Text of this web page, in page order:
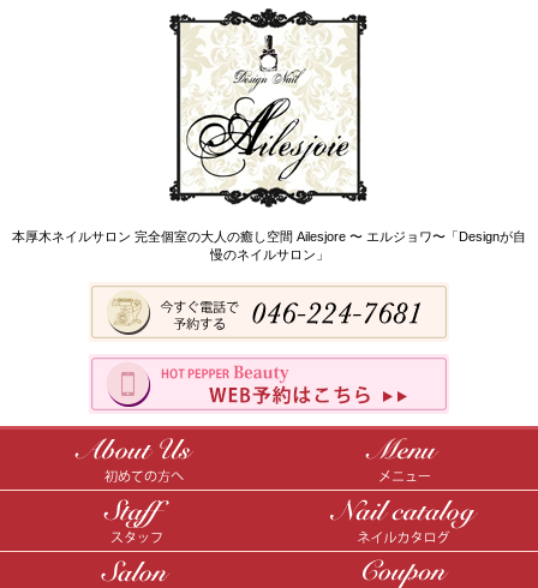
本厚木ネイルサロン 完全個室の大人の癒し空間 Ailesjore 〜 エルジョワ〜「Designが自
慢のネイルサロン」